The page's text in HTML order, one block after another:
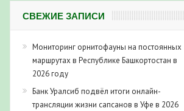
СВЕЖИЕ ЗАПИСИ
Мониторинг орнитофауны на постоянных
маршрутах в Республике Башкортостан в
2026 году
Банк Уралсиб подвёл итоги онлайн-
трансляции жизни сапсанов в Уфе в 2026